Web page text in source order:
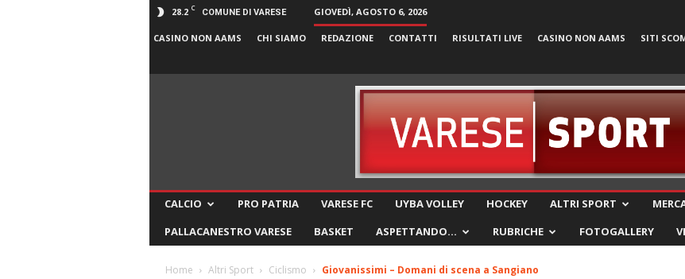
28.2 C COMUNE DI VARESE GIOVEDÌ, AGOSTO 6, 2026
CASINO NON AAMS CHI SIAMO REDAZIONE CONTATTI RISULTATI LIVE CASINO NON AAMS SITI
CALCIO PRO PATRIA VARESE FC UYBA VOLLEY HOCKEY ALTRI SPORT
PALLACANESTRO VARESE
BASKET ASPETTANDO… RUBRICHE FOTOGALLERY
Home Altri Sport Ciclismo Giovanissimi – Domani di scena a Sangiano